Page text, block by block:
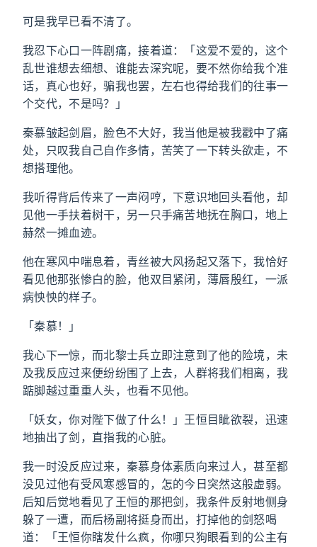
可是我早已看不清了。
我忍下心口一阵剧痛，接着道：「这爱不爱的，这个
乱世谁想去细想、谁能去深究呢，要不然你给我个准
话，真心也好，骗我也罢，左右也得给我们的往事一
个交代，不是吗？」
秦慕皱起剑眉，脸色不大好，我当他是被我戳中了痛
处，只叹我自己自作多情，苦笑了一下转头欲走，不
想搭理他。
我听得背后传来了一声闷哼，下意识地回头看他，却
见他一手扶着树干，另一只手痛苦地抚在胸口，地上
赫然一摊血迹。
他在寒风中喘息着，青丝被大风扬起又落下，我恰好
看见他那张惨白的脸，他双目紧闭，薄唇殷红，一派
病怏怏的样子。
「秦慕！」
我心下一惊，而北黎士兵立即注意到了他的险境，未
及我反应过来便纷纷围了上去，人群将我们相离，我
踮脚越过重重人头，也看不见他。
「妖女，你对陛下做了什么！」王恒目眦欲裂，迅速
地抽出了剑，直指我的心脏。
我一时没反应过来，秦慕身体素质向来过人，甚至都
没见过他有受风寒感冒的，怎的今日突然这般虚弱。
后知后觉地看见了王恒的那把剑，我条件反射地侧身
躲了一遭，而后杨副将挺身而出，打掉他的剑怒喝
道：「王恒你瞎发什么疯，你哪只狗眼看到的公主有